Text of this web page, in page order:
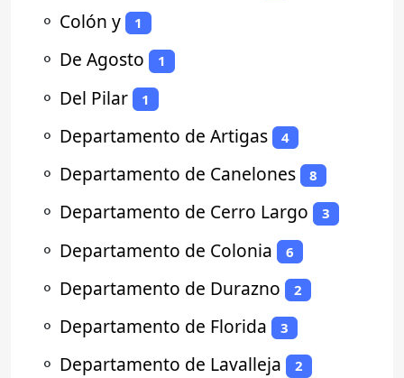
⚬ Colón y 1
⚬ De Agosto 1
⚬ Del Pilar 1
⚬ Departamento de Artigas 4
⚬ Departamento de Canelones 8
⚬ Departamento de Cerro Largo 3
⚬ Departamento de Colonia 6
⚬ Departamento de Durazno 2
⚬ Departamento de Florida 3
⚬ Departamento de Lavalleja 2